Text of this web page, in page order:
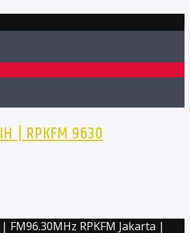
| RPKFM 9630
FM96.30MHz RPKFM Jakarta |